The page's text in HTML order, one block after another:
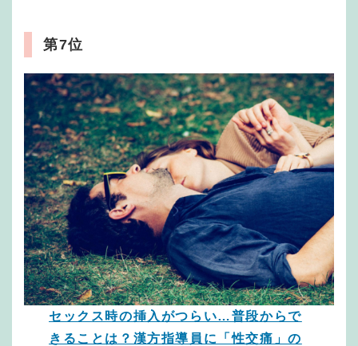
第7位
セックス時の挿入がつらい…普段からで
きることは？漢方指導員に「性交痛」の